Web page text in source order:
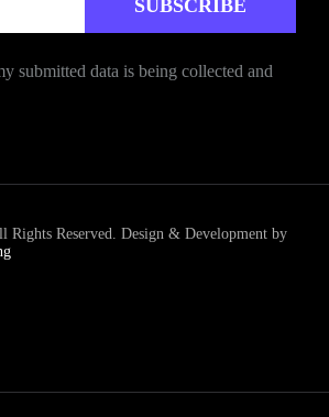
submitted data is being collected and
Reserved. Design & Development by